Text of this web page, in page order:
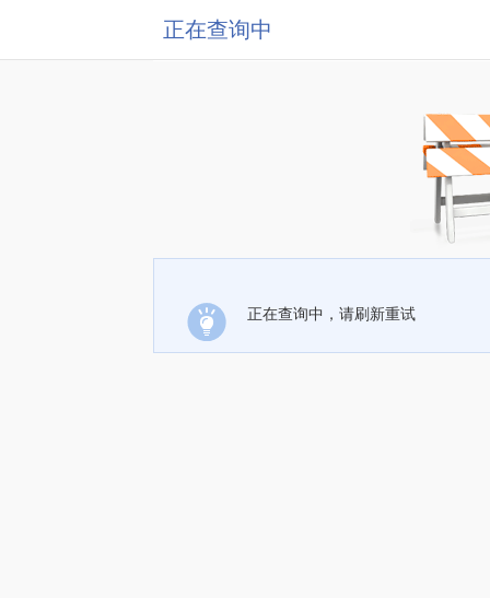
正在查询中
正在查询中，请刷新重试